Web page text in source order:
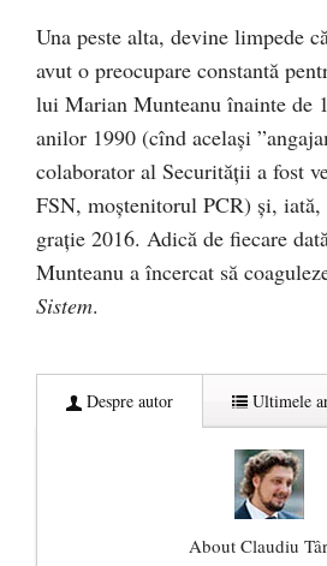
Una peste alta, devine limpede
avut o preocupare constantă
lui Marian Munteanu înainte de
anilor 1990 (cînd același
colaborator al Securității a fost
FSN, moștenitorul PCR) și,
grație 2016. Adică de fiecare
Munteanu a încercat să
Sistem.
Despre autor Ultimele
About Claudiu